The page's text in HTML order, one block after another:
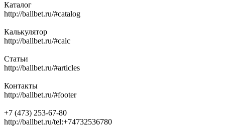
Каталог
http://ballbet.ru/#catalog
Калькулятор
http://ballbet.ru/#calc
Статьи
http://ballbet.ru/#articles
Контакты
http://ballbet.ru/#footer
+7 (473) 253-67-80
http://ballbet.ru/tel:+74732536780